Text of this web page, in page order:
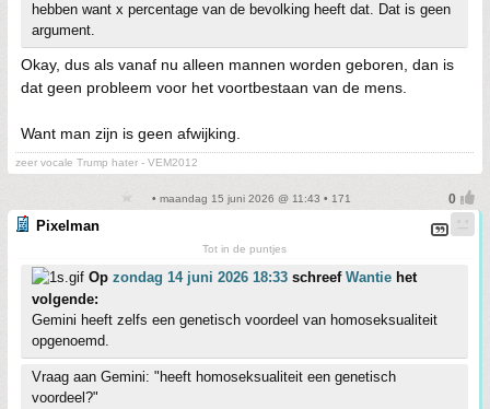
hebben want x percentage van de bevolking heeft dat. Dat is geen
argument.
Okay, dus als vanaf nu alleen mannen worden geboren, dan is
dat geen probleem voor het voortbestaan van de mens.
Want man zijn is geen afwijking.
zeer vocale Trump hater - VEM2012
• maandag 15 juni 2026 @ 11:43 • 171
Pixelman
Tot in de puntjes
Op zondag 14 juni 2026 18:33 schreef Wantie het
volgende:
Gemini heeft zelfs een genetisch voordeel van homoseksualiteit
opgenoemd.
Vraag aan Gemini: "heeft homoseksualiteit een genetisch
voordeel?"